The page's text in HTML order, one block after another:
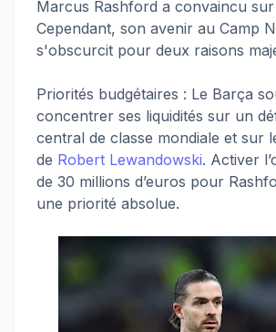
Marcus Rashford a convaincu
Cependant, son avenir au Camp
s'obscurcit pour deux raisons
Priorités budgétaires : Le Barça
concentrer ses liquidités sur un
central de classe mondiale et sur
de Robert Lewandowski. Activer
de 30 millions d’euros pour
une priorité absolue.